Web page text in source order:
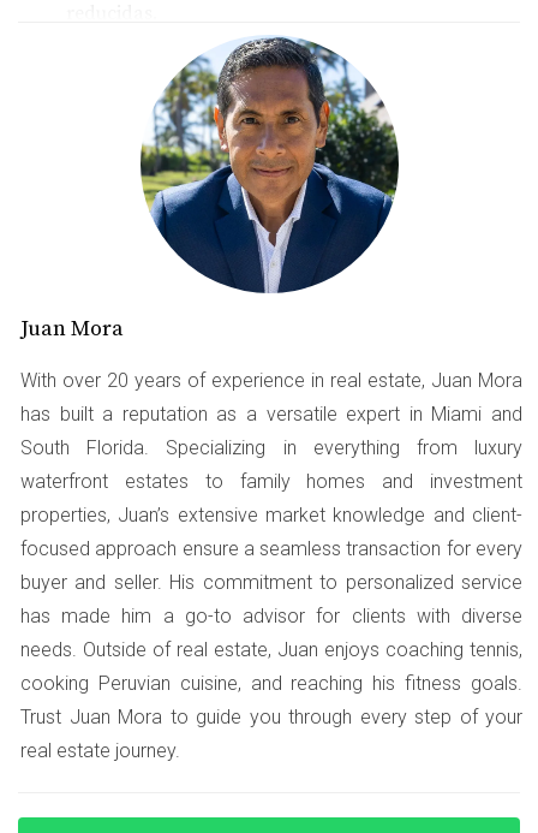
Estos programas varían según la situación financiera del
comprador y pueden cambiar con el tiempo. Por eso, es
crucial mantenerse actualizado sobre las oportunidades
que surgen. A continuación, voy a detallar tres casos
reales que ilustran cómo estos programas han
beneficiado a compradores locales.
LLÁMAME AHORA
Sara es una joven profesional que siempre soñó con
tener su propio hogar en Miami. Gracias a un programa
local que ofrece asistencia para el pago inicial, pudo
obtener una subvención de $15,000. Esto le permitió
cubrir parte del costo inicial y comprar un apartamento
en Coral Gables.
A veces, solo necesitas un pequeño empujón
financiero para alcanzar tus sueños. ¡No
dudes en investigar!
Estudio de caso 2
Juan Mora
With over 20 years of experience in real estate, Juan Mora
has built a reputation as a versatile expert in Miami and
South Florida. Specializing in everything from luxury
waterfront estates to family homes and investment
properties, Juan’s extensive market knowledge and client-
focused approach ensure a seamless transaction for every
buyer and seller. His commitment to personalized service
has made him a go-to advisor for clients with diverse
needs. Outside of real estate, Juan enjoys coaching tennis,
cooking Peruvian cuisine, and reaching his fitness goals.
Trust Juan Mora to guide you through every step of your
real estate journey.